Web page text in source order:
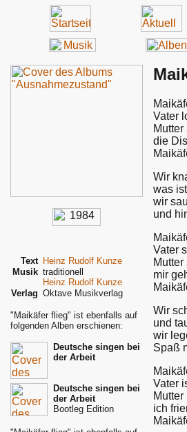
Text Heinz Rudolf Kunze
Musik traditionell
Heinz Rudolf Kunze
Verlag Oktave Musikverlag
"Maikäfer flieg" ist ebenfalls auf
folgenden Alben erschienen:
Deutsche singen bei
der Arbeit
Deutsche singen bei
der Arbeit
Bootleg Edition
Vater
die
Wir
was
wir
und
Vater
mir
Wir
und
wir
Spaß
Vater
ich